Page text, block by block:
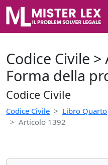
Codice Civile
Forma della
Codice Civile
Codice Civile Libro Quarto
Articolo 1392